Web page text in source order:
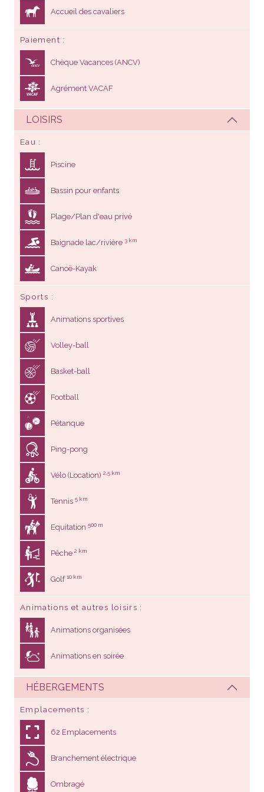
Accueil des cavaliers
Paiement
Chèque Vacances (ANCV)
Agrément VACAF
LOISIRS
Eau
Piscine
Bassin pour enfants
Plage/Plan d'eau privé
Baignade lac/rivière 3 km
Canoë-Kayak
Sports
Animations sportives
Volley-ball
Basket-ball
Football
Pétanque
Ping-pong
Vélo (Location) 2,5 km
Tennis 5 km
Equitation 500 m
Pêche 2 km
Golf10 km
Animations et autres loisirs
Animations organisées
Animations en soirée
HÉBERGEMENTS
Emplacements
62 Emplacements
Branchement électrique
Ombragé